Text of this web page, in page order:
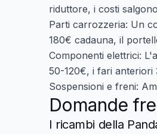
riduttore, i costi
Parti carrozzeria: Un
180€ cadauna, il
Componenti elettrici:
50-120€, i fari anteriori
Sospensioni e freni:
Domande
I ricambi della